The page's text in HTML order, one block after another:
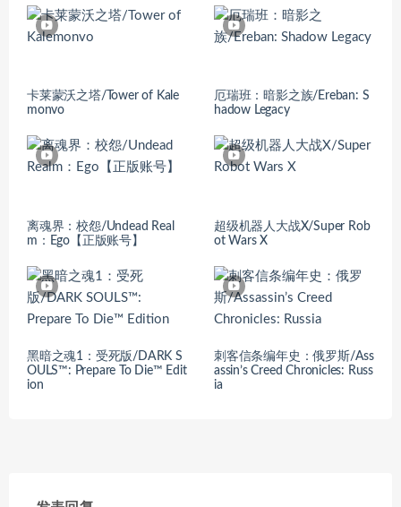
卡莱蒙沃之塔/Tower of Kale
monvo
厄瑞班：暗影之族/Ereban: S
hadow Legacy
离魂界：校怨/Undead Real
m：Ego【正版账号】
超级机器人大战X/Super Rob
ot Wars X
黑暗之魂1：受死版/DARK S
OULS™: Prepare To Die™ Edit
ion
刺客信条编年史：俄罗斯/Ass
assin’s Creed Chronicles: Russ
ia